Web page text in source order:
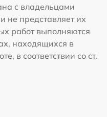
с владельцами
не представляет их
работ выполняются
находящихся в
в соответствии со ст.